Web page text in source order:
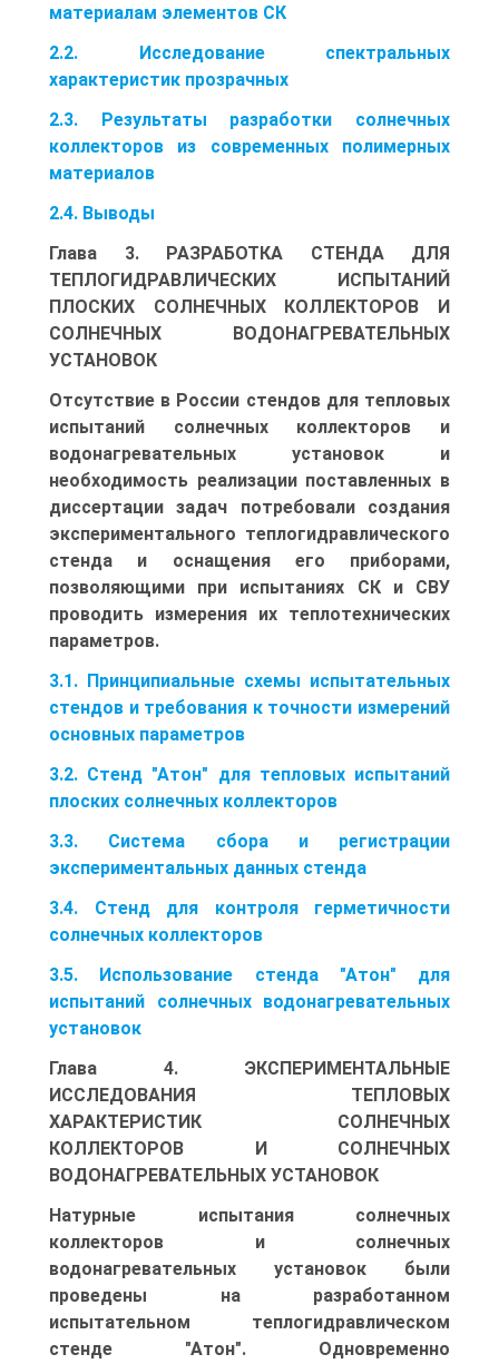
материалам элементов СК
2.2. Исследование спектральных
характеристик прозрачных
2.3. Результаты разработки солнечных
коллекторов из современных полимерных
материалов
2.4. Выводы
Глава 3. РАЗРАБОТКА СТЕНДА ДЛЯ
ТЕПЛОГИДРАВЛИЧЕСКИХ ИСПЫТАНИЙ
ПЛОСКИХ СОЛНЕЧНЫХ КОЛЛЕКТОРОВ И
СОЛНЕЧНЫХ ВОДОНАГРЕВАТЕЛЬНЫХ
УСТАНОВОК
Отсутствие в России стендов для тепловых
испытаний солнечных коллекторов и
водонагревательных установок и
необходимость реализации поставленных в
диссертации задач потребовали создания
экспериментального теплогидравлического
стенда и оснащения его приборами,
позволяющими при испытаниях СК и СВУ
проводить измерения их теплотехнических
параметров.
3.1. Принципиальные схемы испытательных
стендов и требования к точности измерений
основных параметров
3.2. Стенд "Атон" для тепловых испытаний
плоских солнечных коллекторов
3.3. Система сбора и регистрации
экспериментальных данных стенда
3.4. Стенд для контроля герметичности
солнечных коллекторов
3.5. Использование стенда "Атон" для
испытаний солнечных водонагревательных
установок
Глава 4. ЭКСПЕРИМЕНТАЛЬНЫЕ
ИССЛЕДОВАНИЯ ТЕПЛОВЫХ
ХАРАКТЕРИСТИК СОЛНЕЧНЫХ
КОЛЛЕКТОРОВ И СОЛНЕЧНЫХ
ВОДОНАГРЕВАТЕЛЬНЫХ УСТАНОВОК
Натурные испытания солнечных
коллекторов и солнечных
водонагревательных установок были
проведены на разработанном
испытательном теплогидравлическом
стенде "Атон". Одновременно